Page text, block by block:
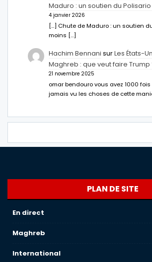
Maduro : un soutien du
4 janvier 2026
[…] Chute de Maduro : un soutien
moins […]
Hachim Bennani surLes États-
Maghreb : que veut faire Trump
21 novembre 2025
omar bendouro vous avez 1000
jamais vu les choses de cette
PLAN DE SITE
En direct
Maghreb
International